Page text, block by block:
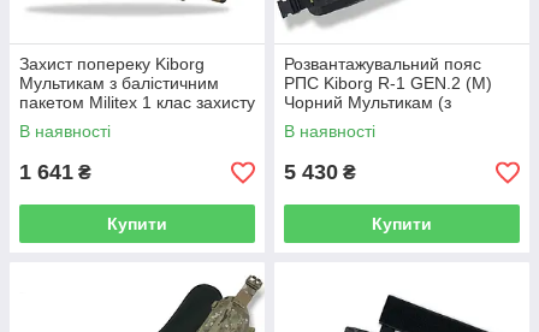
Захист попереку Kiborg
Мультикам з балістичним
пакетом Militex 1 клас захисту
GEN.2
В наявності
1 641 ₴
Купити
Розвантажувальний пояс
РПС Kiborg R-1 GEN.2 (M)
Чорний Мультикам (з
захистом 1 клас Militex)
В наявності
5 430 ₴
Купити